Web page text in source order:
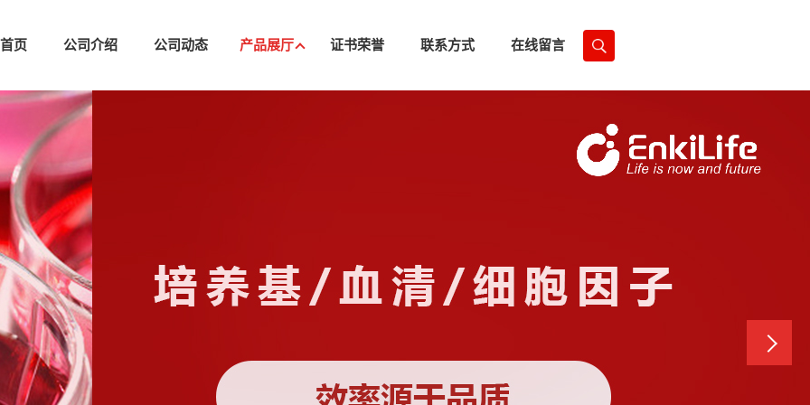
页 公司介绍 公司动态 产品展厅 证书荣誉 联系方式 在线留言